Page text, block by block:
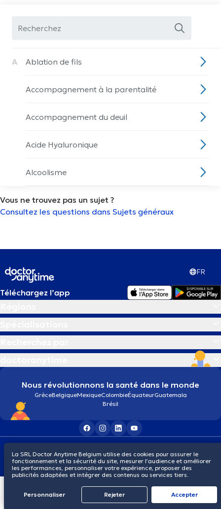
A Ablation de fils
Accompagnement à la parentalité
Accompagnement du deuil
Acide Hyaluronique
Alcoolisme
Allaitement
Analyse morphostatique
Anémie
Appareil dentaire
Aromathérapie
Arrêt du tabac
Arthroscopie du ménisque
Vous ne trouvez pas un sujet ?
Consultez les questions dans Sujets généraux
FR
Téléchargez l’app
Nous révolutionnons la santé dans le monde
GrèceBelgiqueMexiqueColombieÉquateurGuatemala
Brésil
© 2026 doctoranytime
La SRL Doctor Anytime Belgium utilise des cookies pour assurer le
fonctionnement et la sécurité du site, mesurer l’audience et améliorer
les performances, personnaliser votre expérience, proposer des
publicités adaptées et intégrer des contenus ou services tiers.
Personnaliser Rejeter Αccepter